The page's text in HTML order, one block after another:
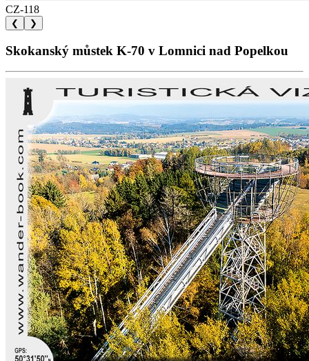
CZ-118
❮ ❯
Skokanský můstek K-70 v Lomnici nad Popelkou